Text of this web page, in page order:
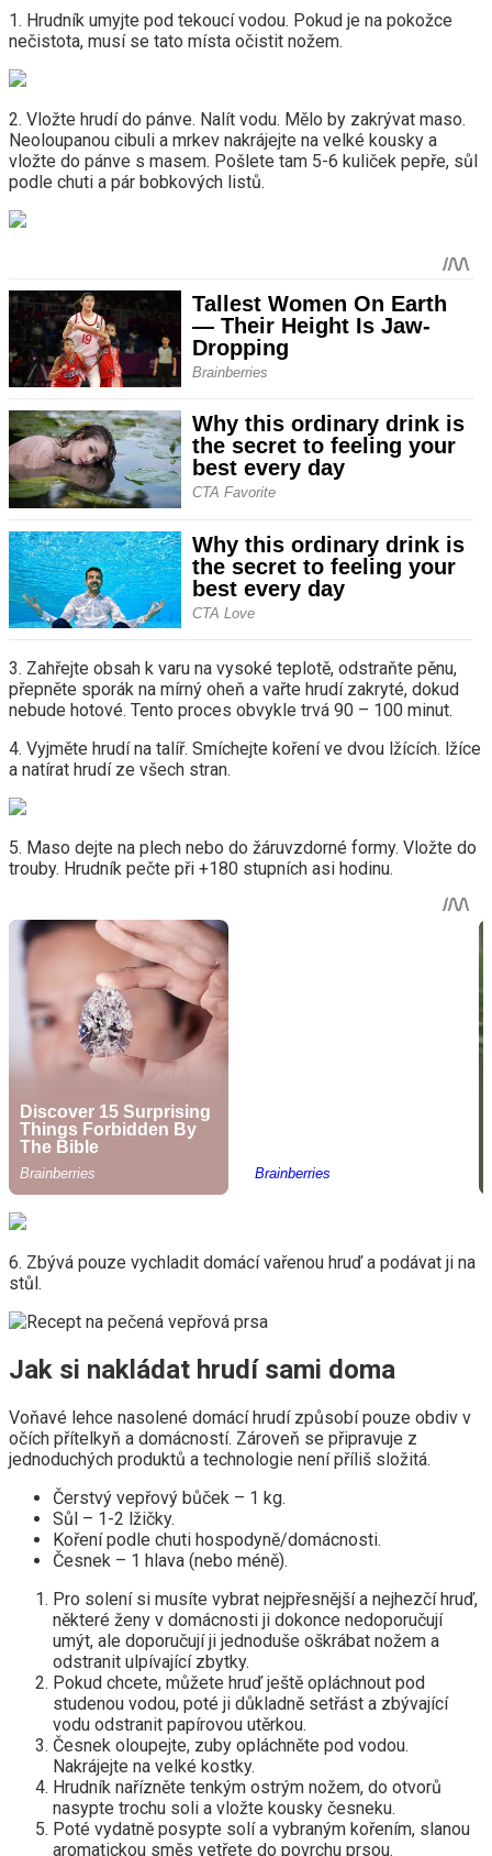
1. Hrudník umyjte pod tekoucí vodou. Pokud je na pokožce
nečistota, musí se tato místa očistit nožem.
2. Vložte hrudí do pánve. Nalít vodu. Mělo by zakrývat maso.
Neoloupanou cibuli a mrkev nakrájejte na velké kousky a
vložte do pánve s masem. Pošlete tam 5-6 kuliček pepře, sůl
podle chuti a pár bobkových listů.
3. Zahřejte obsah k varu na vysoké teplotě, odstraňte pěnu,
přepněte sporák na mírný oheň a vařte hrudí zakryté, dokud
nebude hotové. Tento proces obvykle trvá 90 – 100 minut.
4. Vyjměte hrudí na talíř. Smíchejte koření ve dvou lžících. lžíce
a natírat hrudí ze všech stran.
5. Maso dejte na plech nebo do žáruvzdorné formy. Vložte do
trouby. Hrudník pečte při +180 stupních asi hodinu.
6. Zbývá pouze vychladit domácí vařenou hruď a podávat ji na
stůl.
Jak si nakládat hrudí sami doma
Voňavé lehce nasolené domácí hrudí způsobí pouze obdiv v
očích přítelkyň a domácností. Zároveň se připravuje z
jednoduchých produktů a technologie není příliš složitá.
Čerstvý vepřový bůček – 1 kg.
Sůl – 1-2 lžičky.
Koření podle chuti hospodyně/domácnosti.
Česnek – 1 hlava (nebo méně).
Pro solení si musíte vybrat nejpřesnější a nejhezčí hruď,
některé ženy v domácnosti ji dokonce nedoporučují
umýt, ale doporučují ji jednoduše oškrábat nožem a
odstranit ulpívající zbytky.
Pokud chcete, můžete hruď ještě opláchnout pod
studenou vodou, poté ji důkladně setřást a zbývající
vodu odstranit papírovou utěrkou.
Česnek oloupejte, zuby opláchněte pod vodou.
Nakrájejte na velké kostky.
Hrudník nařízněte tenkým ostrým nožem, do otvorů
nasypte trochu soli a vložte kousky česneku.
Poté vydatně posypte solí a vybraným kořením, slanou
aromatickou směs vetřete do povrchu prsou.